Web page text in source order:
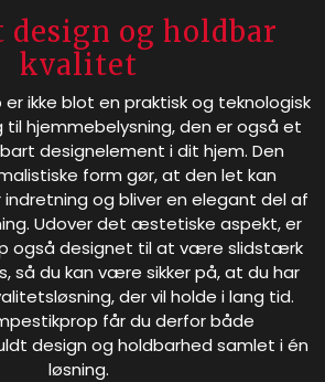
og holdbar
kvalitet
er ikke blot en praktisk og teknologisk
hjemmebelysning, den er også et
designelement i dit hjem. Den
form gør, at den let kan
og bliver en elegant del af
Udover det æstetiske aspekt, er
også designet til at være slidstærk
så du kan være sikker på, at du har
der vil holde i lang tid.
får du derfor både
design og holdbarhed samlet i én
løsning.